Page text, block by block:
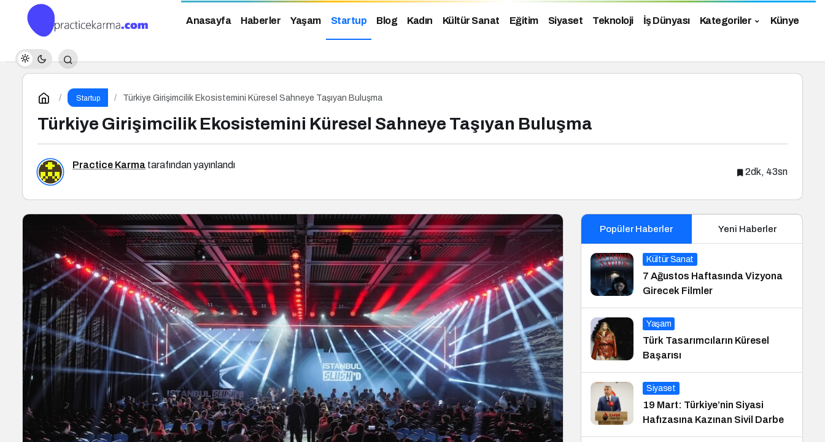
Anasayfa Haberler Yaşam Startup Blog Kadın Kültür Sanat Eğitim Siyaset Teknoloji İş Dünyası Kategoriler Künye
Startup Türkiye Girişimcilik Ekosistemini Küresel Sahneye Taşıyan Buluşma
Türkiye Girişimcilik Ekosistemini Küresel Sahneye Taşıyan Buluşma
Practice Karma tarafından yayınlandı
2dk, 43sn
Popüler Haberler Yeni Haberler
Kültür Sanat
7 Ağustos Haftasında Vizyona
Girecek Filmler
Yaşam
Türk Tasarımcıların Küresel
Başarısı
Siyaset
19 Mart: Türkiye’nin Siyasi
Hafızasına Kazınan Sivil Darbe